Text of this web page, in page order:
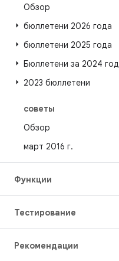
Обзор
бюллетени 2026 года
бюллетени 2025 года
Бюллетени за 2024 год
2023 бюллетени
советы
Обзор
март 2016 г.
Функции
Тестирование
Рекомендации